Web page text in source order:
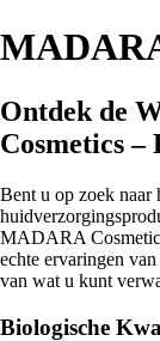
Ontdek de
Cosmetics
Bent u op zoek naar
MADARA
echte ervaringen
van wat u kunt
Biologische